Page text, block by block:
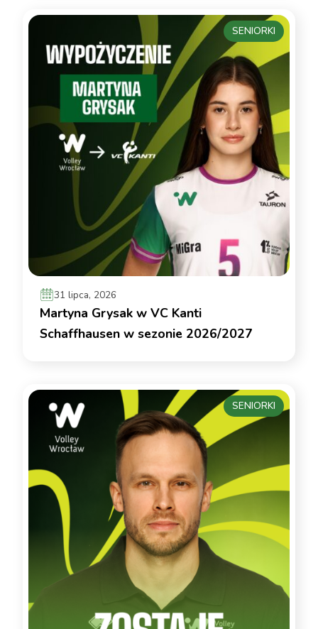
31 lipca, 2026
Martyna Grysak w VC Kanti
Schaffhausen w sezonie 2026/2027
SENIORKI
SENIORKI